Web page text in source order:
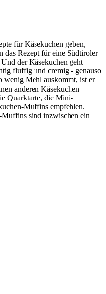
für Käsekuchen geben,
das Rezept für eine Südtiroler
der Käsekuchen geht
fluffig und cremig - genauso
Mehl auskommt, ist er
anderen Käsekuchen
Quarktarte, die Mini-
Muffins empfehlen.
Muffins sind inzwischen ein